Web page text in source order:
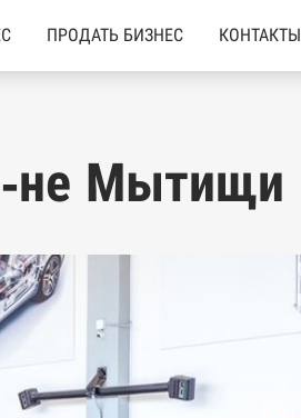
ПРОДАТЬ БИЗНЕС КОНТАКТЫ
не Мытищи